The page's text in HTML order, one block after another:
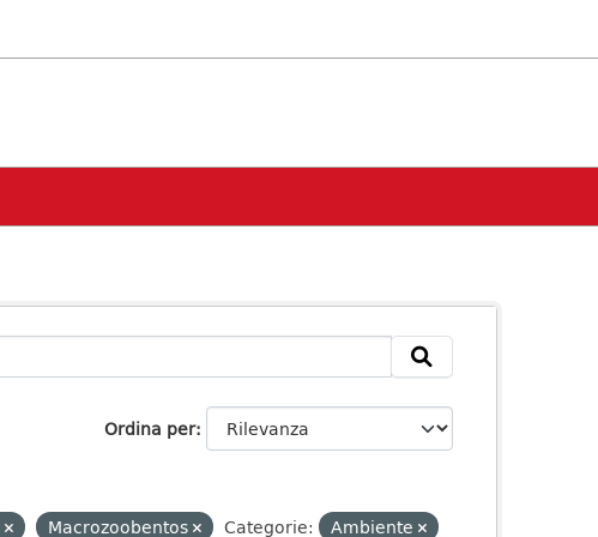
Ordina per
Macrozoobentos Categorie:
Ambiente